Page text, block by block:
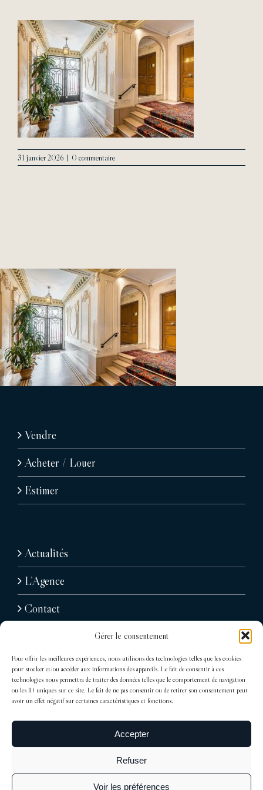
Gérer le consentement
Pour offrir les meilleures expériences, nous utilisons des technologies telles que les cookies
pour stocker et/ou accéder aux informations des appareils. Le fait de consentir à ces
technologies nous permettra de traiter des données telles que le comportement de navigation
ou les ID uniques sur ce site. Le fait de ne pas consentir ou de retirer son consentement peut
avoir un effet négatif sur certaines caractéristiques et fonctions.
Accepter
Refuser
Voir les préférences
Contact
31 janvier 2026 | 0 commentaire
Vendre
Acheter / Louer
Estimer
Actualités
L’Agence
Contact
31, avenue Raymond Poincaré
75116 Paris
Tél : + 33 (0)1 76 71 07 40
trocadero@sdelagrandiere.fr